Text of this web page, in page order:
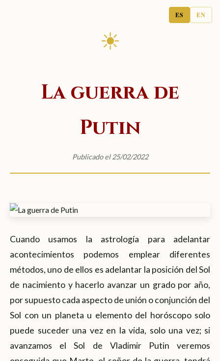
ES EN
☀
La guerra de
Putin
Publicado el 25/02/2022
Cuando usamos la astrología para adelantar
acontecimientos podemos emplear diferentes
métodos, uno de ellos es adelantar la posición del Sol
de nacimiento y hacerlo avanzar un grado por año,
por supuesto cada aspecto de unión o conjunción del
Sol con un planeta u elemento del horóscopo solo
puede suceder una vez en la vida, solo una vez; si
avanzamos el Sol de Vladimir Putin veremos